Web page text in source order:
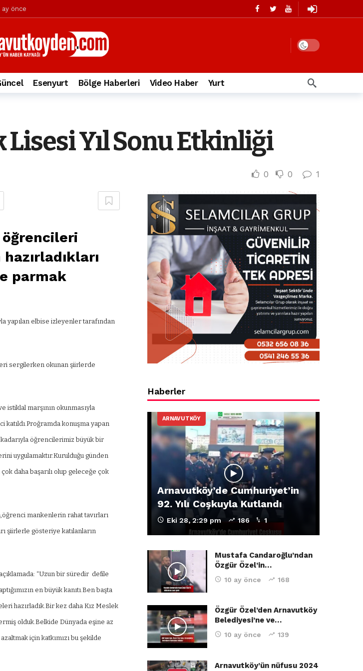
ay önce
yönelik suçlamalar 10 ay önce
2 yıl önce
2 yıl önce
3 yıl önce
Esenyurt Bölge Haberleri Video Haber Yurt
Yıl Sonu Etkinliği
0 0 1
parmak
yapılan elbise izleyenler tarafından
sergilerken okunan şiirlerde
istiklal marşının okunmasıyla
konuşma yapan
kadarıyla öğrencilerimiz büyük bir
uygulamaktır.Kurulduğu günden
daha başarılı olup geleceğe çok
mankenlerin rahat tavırları
şiirlerle gösteriye katılanların
“Uzun bir süredir defile
en büyük kanıtı.Ben başta
hazırladık.Bir kez daha Kız Meslek
olduk.Belkide Dünyada eşine az
için katkımızı bu şekilde
Haberler
ARNAVUTKÖY
Arnavutköy’de Cumhuriyet’in
92. Yılı Coşkuyla Kutlandı
Eki 28, 2:29 pm 186 1
Mustafa Candaroğlu’ndan
Özgür Özel’in…
10 ay önce 168
Özgür Özel’den Arnavutköy
Belediyesi’ne ve…
10 ay önce 139
Arnavutköy’ün nüfusu 2024